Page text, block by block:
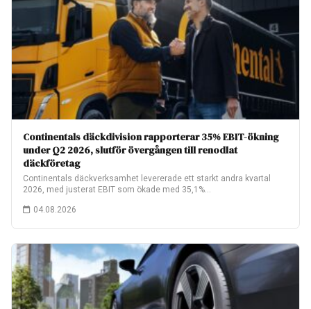
Continentals däckdivision rapporterar 35% EBIT-ökning
under Q2 2026, slutför övergången till renodlat
däckföretag
Continentals däckverksamhet levererade ett starkt andra kvartal
2026, med justerat EBIT som ökade med 35,1%…
04.08.2026